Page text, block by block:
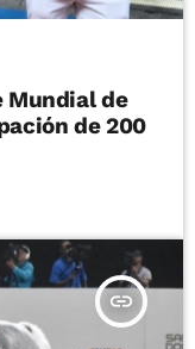
Mundial de
de 200
insert_link